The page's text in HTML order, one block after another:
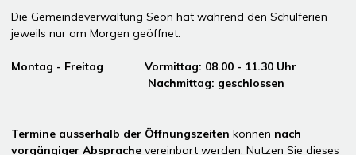
Die Gemeindeverwaltung Seon hat während den Schulferien
jeweils nur am Morgen geöffnet:
Montag - Freitag Vormittag: 08.00 - 11.30 Uhr
Nachmittag: geschlossen
Termine ausserhalb der Öffnungszeiten können nach
vorgängiger Absprache vereinbart werden. Nutzen Sie dieses